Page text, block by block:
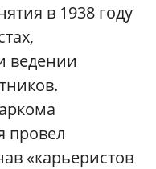
в 1938 году
ведении
провел
«карьеристов